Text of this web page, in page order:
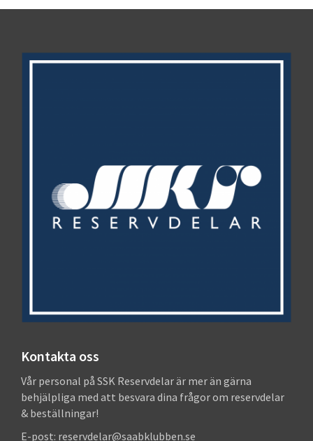
Kontakta oss
Vår personal på SSK Reservdelar är mer än gärna
behjälpliga med att besvara dina frågor om reservdelar
& beställningar!
E-post: reservdelar@saabklubben.se